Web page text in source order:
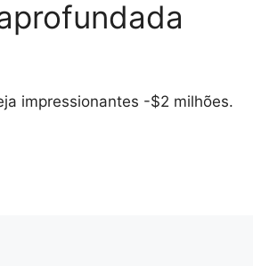
impressionantes -$2 milhões.